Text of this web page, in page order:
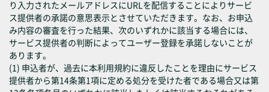
り入力されたメールアドレスにURLを配信することによりサービ
ス提供者の承諾の意思表示とさせていただきます。なお、お申込
み内容の審査を行った結果、次のいずれかに該当する場合には、
サービス提供者の判断によってユーザー登録を承諾しないことが
あります。
(1) 申込者が、過去に本利用規約に違反したことを理由にサービス
提供者から第14条第1項に定める処分を受けた者である場合又は第